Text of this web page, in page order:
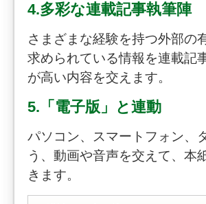
4.多彩な連載記事執筆陣
さまざまな経験を持つ外部の
求められている情報を連載記
が高い内容を交えます。
5.「電子版」と連動
パソコン、スマートフォン、
う、動画や音声を交えて、本
きます。